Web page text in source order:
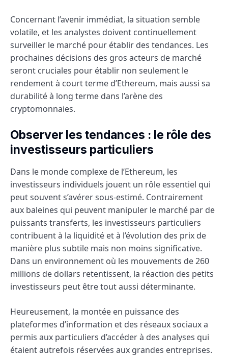
Concernant l’avenir immédiat, la situation semble
volatile, et les analystes doivent continuellement
surveiller le marché pour établir des tendances. Les
prochaines décisions des gros acteurs de marché
seront cruciales pour établir non seulement le
rendement à court terme d’Ethereum, mais aussi sa
durabilité à long terme dans l’arène des
cryptomonnaies.
Observer les tendances : le rôle des
investisseurs particuliers
Dans le monde complexe de l’Ethereum, les
investisseurs individuels jouent un rôle essentiel qui
peut souvent s’avérer sous-estimé. Contrairement
aux baleines qui peuvent manipuler le marché par de
puissants transferts, les investisseurs particuliers
contribuent à la liquidité et à l’évolution des prix de
manière plus subtile mais non moins significative.
Dans un environnement où les mouvements de 260
millions de dollars retentissent, la réaction des petits
investisseurs peut être tout aussi déterminante.
Heureusement, la montée en puissance des
plateformes d’information et des réseaux sociaux a
permis aux particuliers d’accéder à des analyses qui
étaient autrefois réservées aux grandes entreprises.